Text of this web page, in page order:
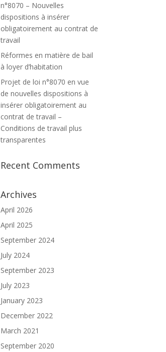
n°8070 – Nouvelles
dispositions à insérer
obligatoirement au contrat de
travail
Réformes en matière de bail
à loyer d’habitation
Projet de loi n°8070 en vue
de nouvelles dispositions à
insérer obligatoirement au
contrat de travail –
Conditions de travail plus
transparentes
Recent Comments
Archives
April 2026
April 2025
September 2024
July 2024
September 2023
July 2023
January 2023
December 2022
March 2021
September 2020